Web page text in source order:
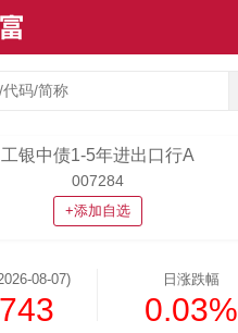
工银中债1-5年进出口行A
007284
+添加自选
08-07) 日涨跌幅
0.03%